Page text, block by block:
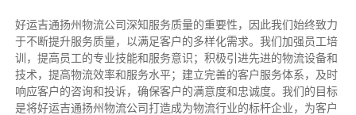
好运吉通扬州物流公司深知服务质量的重要性，因此我们始终致力
于不断提升服务质量，以满足客户的多样化需求。我们加强员工培
训，提高员工的专业技能和服务意识；积极引进先进的物流设备和
技术，提高物流效率和服务水平；建立完善的客户服务体系，及时
响应客户的咨询和投诉，确保客户的满意度和忠诚度。我们的目标
是将好运吉通扬州物流公司打造成为物流行业的标杆企业，为客户